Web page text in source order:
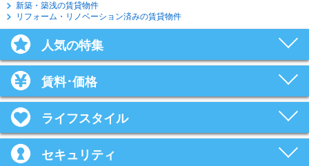
新築・築浅の賃貸物件
リフォーム・リノベーション済みの賃貸物件
人気の特集
賃料･価格
ライフスタイル
セキュリティ